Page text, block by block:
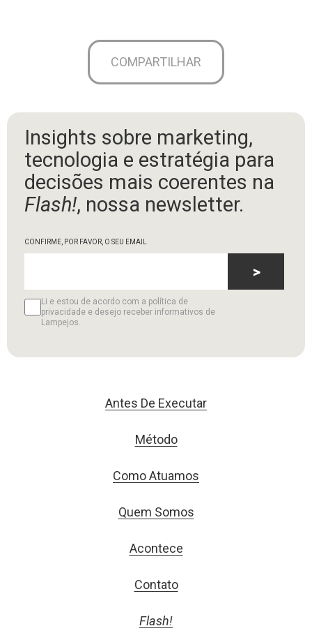
COMPARTILHAR
Insights sobre marketing,
tecnologia e estratégia para
decisões mais coerentes na
Flash!, nossa newsletter.
CONFIRME, POR FAVOR, O SEU EMAIL
Li e estou de acordo com a política de
privacidade e desejo receber informativos de
Lampejos.
>
Antes De Executar
Método
Como Atuamos
Quem Somos
Acontece
Contato
Flash!